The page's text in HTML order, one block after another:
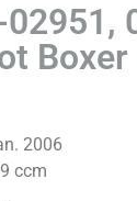
2006
ccm